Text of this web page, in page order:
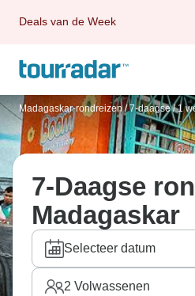
Deals van de Week
Madagaskar-rondreizen / 7-daagse / 1
7-Daagse
Madagaskar
Selecteer datum
2 Volwassenen